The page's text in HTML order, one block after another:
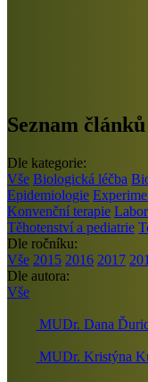
Seznam článků
Dle kategorie:
Vše Biologická léčba
Epidemiologie
Konvenční terapie
Těhotenství a pediatrie
Dle ročníku:
Vše 2015 2016 2017
Dle autora:
Vše
MUDr. Dana
MUDr. Kristýna